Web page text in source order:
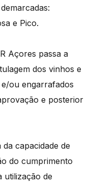
e Pico.
Açores passa a
dos vinhos e
ou engarrafados
e posterior
capacidade de
do cumprimento
utilização de